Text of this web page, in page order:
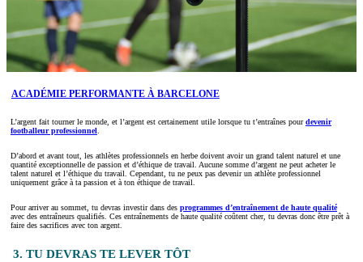
ACADÉMIE PERFORMANTE À BARCELONE
L’argent fait tourner le monde, et l’argent est certainement utile lorsque tu t’entraînes pourdevenir
footballeur professionnel
D’abord et avant tout, les athlètes professionnels en herbe doivent avoir un grand talent naturel et une
quantité exceptionnelle de passion et d’éthique de travail. Aucune somme d’argent ne peut acheter le
talent naturel et l’éthique du travail. Cependant, tu ne peux pas devenir un athlète professionnel
uniquement grâce à ta passion et à ton éthique de travail.
Pour arriver au sommet, tu devras investir dans des programmes d’entraînement de haute qualité
avec des entraîneurs qualifiés. Ces entraînements de haute qualité coûtent cher, tu devras donc être prêt à
faire des sacrifices avec ton argent.
3. TU DEVRAS TE LEVER TÔT